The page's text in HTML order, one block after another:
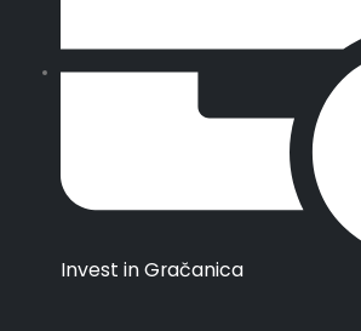
Invest in Gračanica